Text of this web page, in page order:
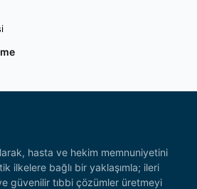
hasta ve hekim memnuniyetini
ilkelere bağlı bir yaklaşımla; ileri
güvenilir tıbbi çözümler üretmeyi